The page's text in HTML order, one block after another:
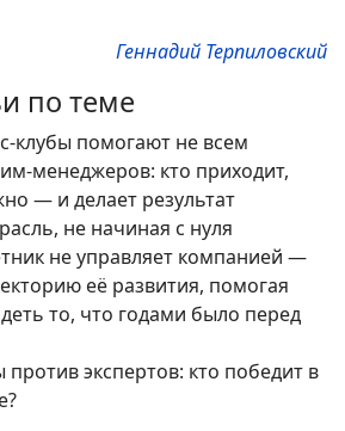
Геннадий Терпиловский
по теме
клубы помогают не всем
менеджеров: кто приходит,
— и делает результат
не начиная с нуля
не управляет компанией —
её развития, помогая
то, что годами было перед
экспертов: кто победит в